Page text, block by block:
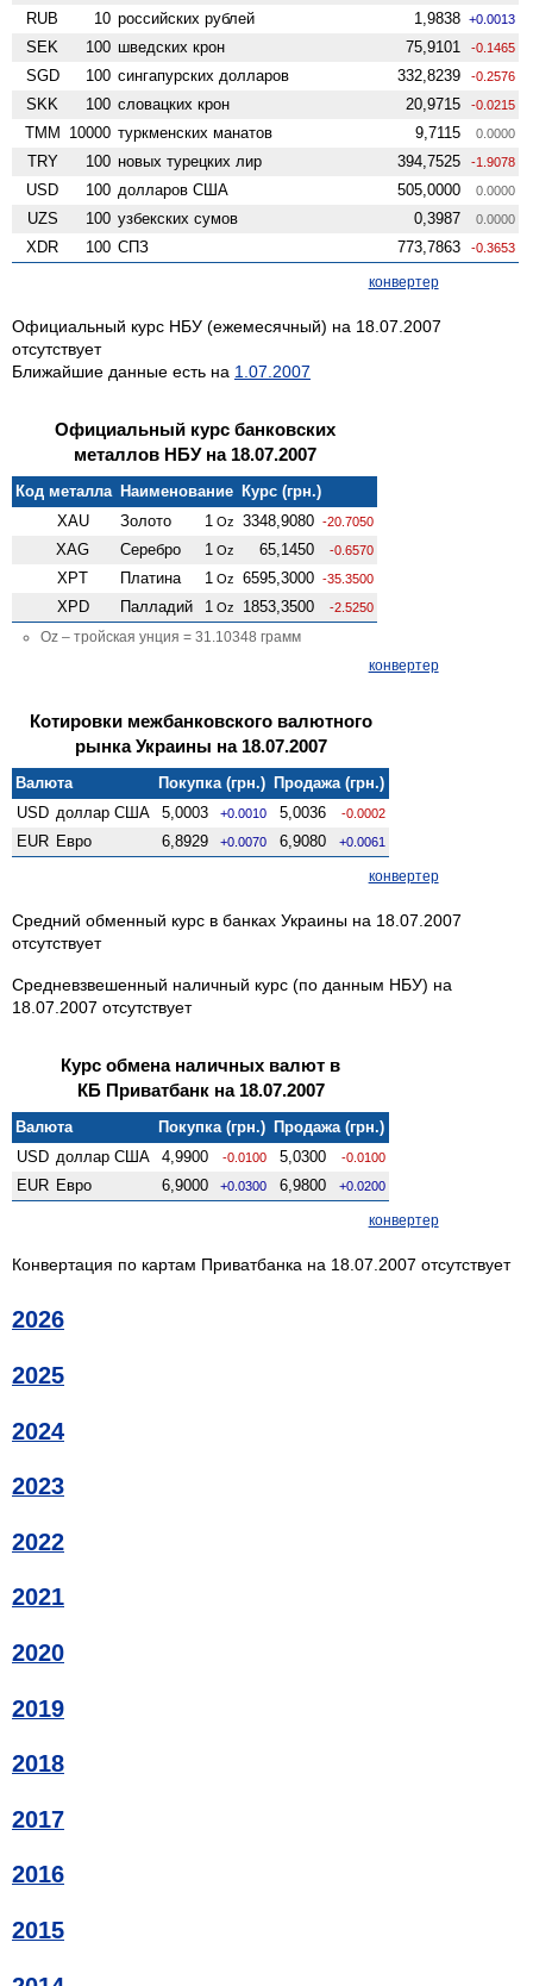
RUB 10 российских рублей 1,9838 +0.0013
SEK 100 шведских крон 75,9101 -0.1465
SGD 100 сингапурских долларов 332,8239 -0.2576
SKK 100 словацких крон 20,9715 -0.0215
TMM 10000 туркменских манатов 9,7115 0.0000
TRY 100 новых турецких лир 394,7525 -1.9078
USD 100 долларов США 505,0000 0.0000
UZS 100 узбекских сумов 0,3987 0.0000
XDR 100 СПЗ 773,7863 -0.3653
конвертер
Официальный курс НБУ (ежемесячный) на 18.07.2007
отсутствует
Ближайшие данные есть на 1.07.2007
Официальный курс банковских
металлов НБУ на 18.07.2007
Код металла Наименование Курс (грн.)
XAU
Золото 1 Oz 3348,9080 -20.7050
XAG Серебро 1 Oz 65,1450 -0.6570
XPT Платина 1 Oz 6595,3000 -35.3500
XPD Палладий 1 Oz 1853,3500 -2.5250
Oz – тройская унция = 31.10348 грамм
конвертер
Котировки межбанковского валютного
рынка Украины на 18.07.2007
Валюта Покупка (грн.) Продажа (грн.)
USD доллар США 5,0003 +0.0010 5,0036 -0.0002
EUR Евро 6,8929 +0.0070 6,9080 +0.0061
конвертер
Средний обменный курс в банках Украины на 18.07.2007
отсутствует
Средневзвешенный наличный курс (по данным НБУ) на
18.07.2007 отсутствует
Курс обмена наличных валют в
КБ Приватбанк на 18.07.2007
Валюта Покупка (грн.) Продажа (грн.)
USD доллар США 4,9900 -0.0100 5,0300 -0.0100
EUR Евро 6,9000 +0.0300 6,9800 +0.0200
конвертер
Конвертация по картам Приватбанка на 18.07.2007 отсутствует
2026
2025
2024
2023
2022
2021
2020
2019
2018
2017
2016
2015